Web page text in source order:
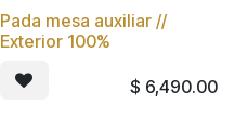
Pada mesa auxiliar //
Exterior 100%
$ 6,490.00